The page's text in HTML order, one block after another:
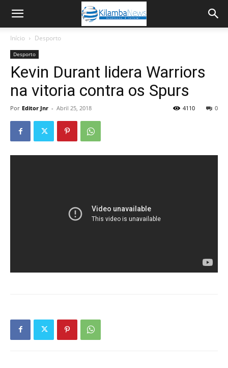
Início Desporto
Desporto
Kevin Durant lidera Warriors
na vitoria contra os Spurs
Por Editor Jnr - Abril 25, 2018 0
4110